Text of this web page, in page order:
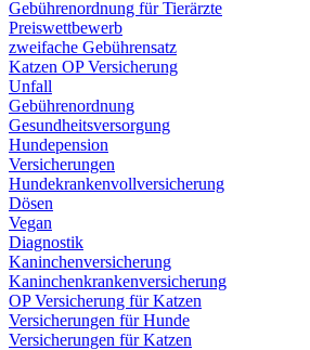
Gebührenordnung für Tierärzte
Preiswettbewerb
zweifache Gebührensatz
Katzen OP Versicherung
Unfall
Gebührenordnung
Gesundheitsversorgung
Hundepension
Versicherungen
Hundekrankenvollversicherung
Dösen
Vegan
Diagnostik
Kaninchenversicherung
Kaninchenkrankenversicherung
OP Versicherung für Katzen
Versicherungen für Hunde
Versicherungen für Katzen